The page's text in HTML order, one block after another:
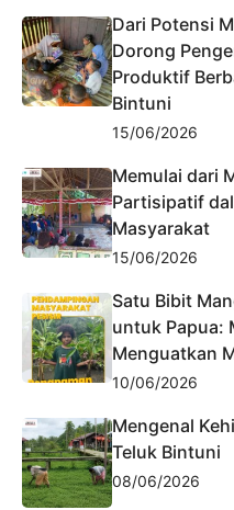
Dari Potensi
Dorong
Produktif
Bintuni
15/06/2026
Memulai dari
Partisipatif
Masyarakat
15/06/2026
Satu Bibit
untuk Papua:
Menguatkan
10/06/2026
Mengenal
Teluk Bintuni
08/06/2026